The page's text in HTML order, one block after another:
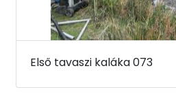
Első tavaszi kaláka 073